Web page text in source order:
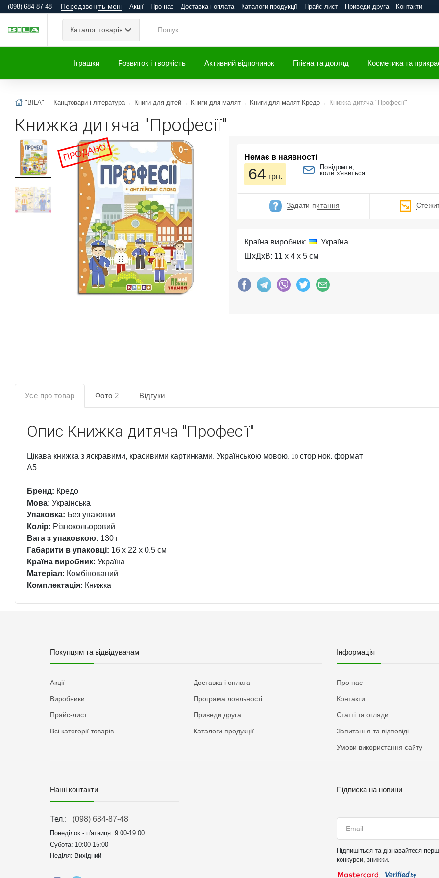
(098) 684-87-48 Передзвоніть мені Акції Про нас Доставка і оплата Каталоги продукції Прайс-лист Приведи друга Контакти
Каталог товарів
Іграшки Розвиток і творчість Активний відпочинок Гігієна та догляд Косметика та
"BILA" Канцтовари і література Книги для дітей Книги для малят Книги для малят Кредо Книжка дитяча "Професії"
Книжка дитяча "Професії"
ПРОДАНО Немає в наявності
64 грн.
Повідомте,
коли з'явиться
Задати питання
Країна виробник:
Україна
ШхДхВ: 11 x 4 x 5 см
Усе про товар Фото 2 Відгуки
Опис Книжка дитяча "Професії"
Цікава книжка з яскравими, красивими картинками. Українською мовою. 10 сторінок. формат
А5
Бренд: Кредо
Мова: Украінська
Упаковка: Без упаковки
Колір: Різнокольоровий
Вага з упаковкою: 130 г
Габарити в упаковці: 16 x 22 x 0.5 см
Країна виробник: Україна
Матеріал: Комбінований
Комплектація: Книжка
Покупцям та відвідувачам
Акції
Виробники
Прайс-лист
Всі категорії товарів
Доставка і оплата
Програма лояльності
Приведи друга
Каталоги продукції
Інформація
Про нас
Контакти
Статті та огляди
Запитання та відповіді
Умови використання сайту
Наші контакти
Тел.: (098) 684-87-48
Понеділок - п'ятниця: 9:00-19:00
Субота: 10:00-15:00
Неділя: Вихідний
Підписка на новини
Підпишіться та дізнавайтеся
конкурси, знижки.